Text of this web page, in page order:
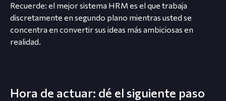
Recuerde: el mejor sistema HRM es el que trabaja
discretamente en segundo plano mientras usted se
concentra en convertir sus ideas más ambiciosas en
realidad.
Hora de actuar: dé el siguiente paso